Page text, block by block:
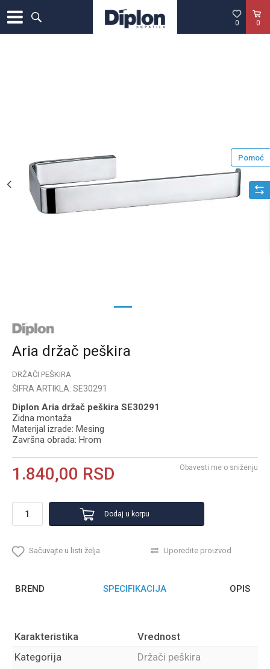
0
0
1
Aria držač peškira
DRŽAČI PEŠKIRA
ŠIFRA ARTIKLA: SE30291
Diplon Aria držač peškira SE30291
Zidna montaža
Materijal izrade: Mesing
Završna obrada: Hrom
1.840,00 RSD Obavesti me o sniženju
Dodaj u korpu
Sačuvajte u listi želja Uporedite proizvod
Pomoć
BREND SPECIFIKACIJA OPIS
Karakteristika
Vrednost
Kategorija
Držači peškira